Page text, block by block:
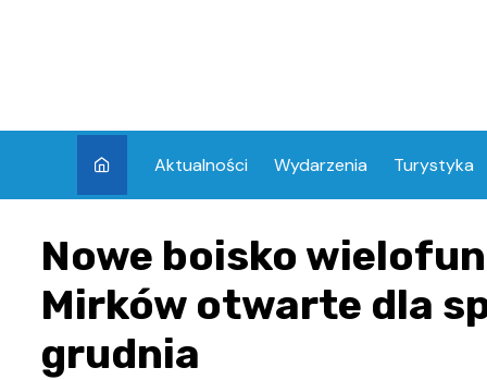
Aktualności Wydarzenia Turystyka
Nowe boisko
Mirków otwarte dla
grudnia